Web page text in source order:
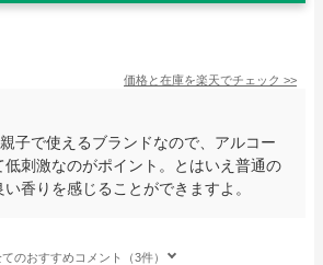
価格と在庫を楽天でチェック >>
子で使えるブランドなので、アルコー
低刺激なのがポイント。とはいえ普通の
香りを感じることができますよ。
のおすすめコメント（3件）